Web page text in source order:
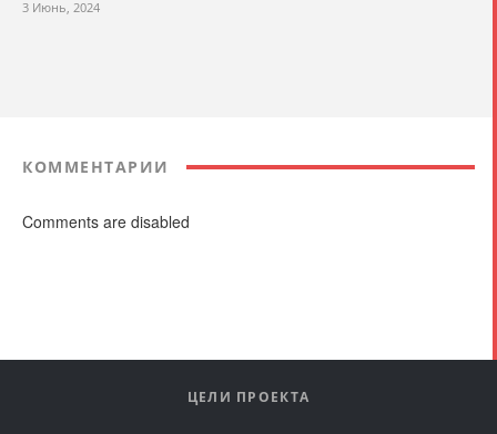
3 Июнь, 2024
КОММЕНТАРИИ
Comments are disabled
ЦЕЛИ ПРОЕКТА